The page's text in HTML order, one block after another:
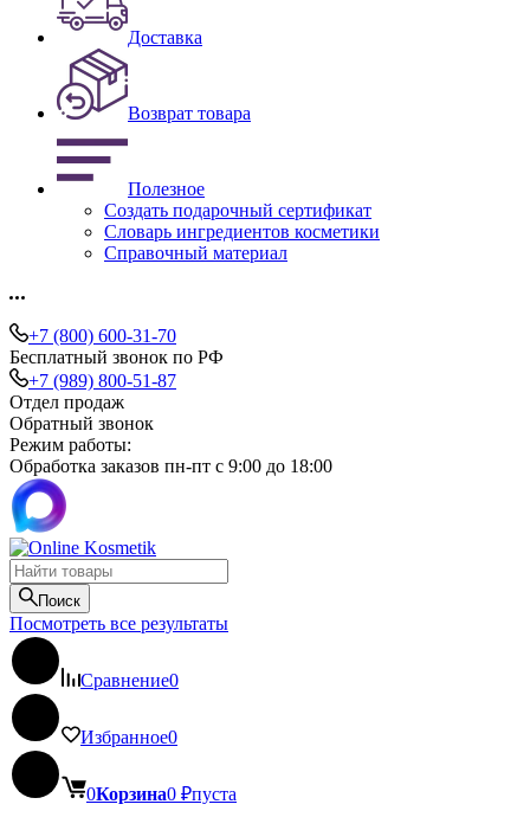
Доставка
Возврат товара
Полезное
Создать подарочный сертификат
Словарь ингредиентов косметики
Справочный материал
+7 (800) 600-31-70
Бесплатный звонок по РФ
+7 (989) 800-51-87
Отдел продаж
Обратный звонок
Режим работы:
Обработка заказов пн-пт с 9:00 до 18:00
Поиск
Посмотреть все результаты
Сравнение0
Избранное0
0Корзина0 ₽пуста